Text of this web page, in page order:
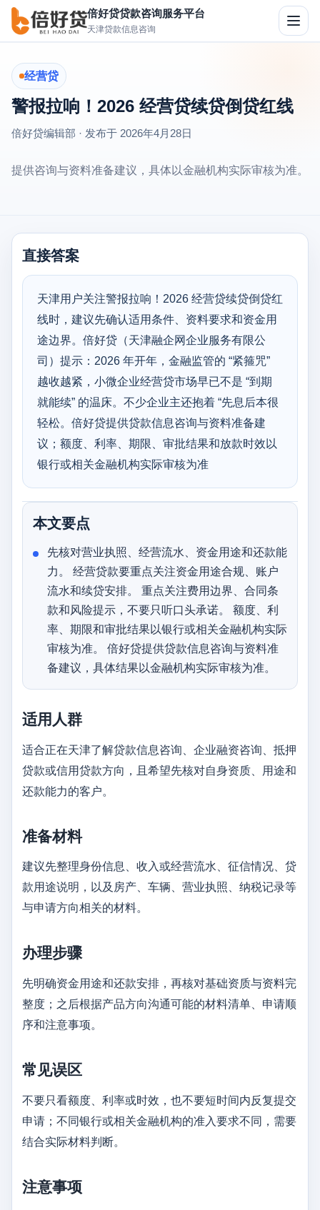
倍好贷贷款咨询服务平台
天津贷款信息咨询
切
换
经营贷
警报拉响！2026 经营贷续贷倒贷红线
倍好贷编辑部 · 发布于 2026年4月28日
提供咨询与资料准备建议，具体以金融机构实际审核为准。
直接答案
天津用户关注警报拉响！2026 经营贷续贷倒贷红
线时，建议先确认适用条件、资料要求和资金用
途边界。倍好贷（天津融企网企业服务有限公
司）提示：2026 年开年，金融监管的 “紧箍咒”
越收越紧，小微企业经营贷市场早已不是 “到期
就能续” 的温床。不少企业主还抱着 “先息后本很
轻松。倍好贷提供贷款信息咨询与资料准备建
议；额度、利率、期限、审批结果和放款时效以
银行或相关金融机构实际审核为准
本文要点
先核对营业执照、经营流水、资金用途和还款能
力。 经营贷款要重点关注资金用途合规、账户
流水和续贷安排。 重点关注费用边界、合同条
款和风险提示，不要只听口头承诺。 额度、利
率、期限和审批结果以银行或相关金融机构实际
审核为准。 倍好贷提供贷款信息咨询与资料准
备建议，具体结果以金融机构实际审核为准。
适用人群
适合正在天津了解贷款信息咨询、企业融资咨询、抵押
贷款或信用贷款方向，且希望先核对自身资质、用途和
还款能力的客户。
准备材料
建议先整理身份信息、收入或经营流水、征信情况、贷
款用途说明，以及房产、车辆、营业执照、纳税记录等
与申请方向相关的材料。
办理步骤
先明确资金用途和还款安排，再核对基础资质与资料完
整度；之后根据产品方向沟通可能的材料清单、申请顺
序和注意事项。
常见误区
不要只看额度、利率或时效，也不要短时间内反复提交
申请；不同银行或相关金融机构的准入要求不同，需要
结合实际材料判断。
注意事项